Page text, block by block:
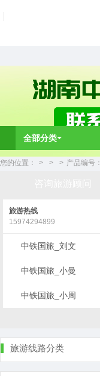
全部分类
您的位置： > > > 产品编号：
旅游热线
15974294899
中铁国旅_刘文
中铁国旅_小曼
中铁国旅_小周
旅游线路分类